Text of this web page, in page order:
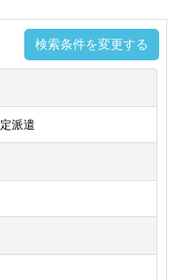
検索条件を変更する
派遣